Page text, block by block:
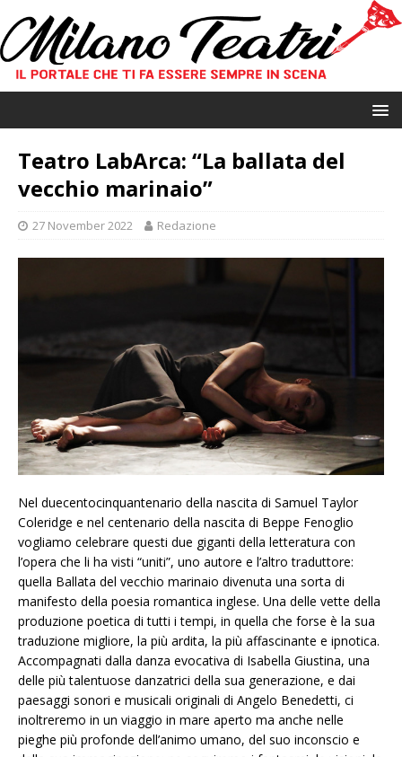
Teatro LabArca: “La ballata del
vecchio marinaio”
27 November 2022 Redazione
Nel duecentocinquantenario della nascita di Samuel Taylor
Coleridge e nel centenario della nascita di Beppe Fenoglio
vogliamo celebrare questi due giganti della letteratura con
l’opera che li ha visti “uniti”, uno autore e l’altro traduttore:
quella Ballata del vecchio marinaio divenuta una sorta di
manifesto della poesia romantica inglese. Una delle vette della
produzione poetica di tutti i tempi, in quella che forse è la sua
traduzione migliore, la più ardita, la più affascinante e ipnotica.
Accompagnati dalla danza evocativa di Isabella Giustina, una
delle più talentuose danzatrici della sua generazione, e dai
paesaggi sonori e musicali originali di Angelo Benedetti, ci
inoltreremo in un viaggio in mare aperto ma anche nelle
pieghe più profonde dell’animo umano, del suo inconscio e